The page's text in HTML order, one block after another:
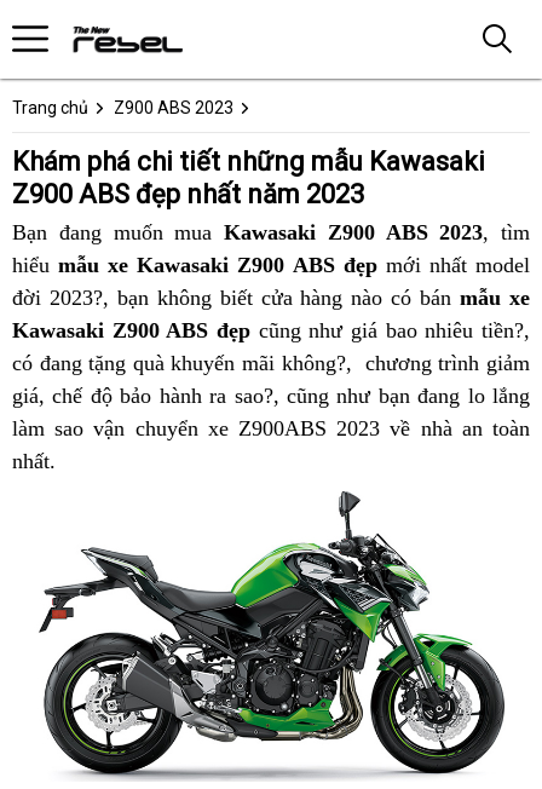
Trang chủ Z900 ABS 2023
Khám phá chi tiết những mẫu Kawasaki
Z900 ABS đẹp nhất năm 2023
Bạn đang muốn mua Kawasaki Z900 ABS 2023, Đài
Loan
tìm
hiểumẫu xe Kawasaki Z900 ABS đẹp mới nhấtcổ
điển
chi
tiết
xe
Z900
ABS
model
đời 2023?, bạn không biết cửa hàng nào có bánmẫu xe
Kawasaki Z900 ABS đẹp cũng như giá bao nhiêu tiền?,
có đang tặng quà khuyến mãi không?, khám
phá
Sportbike
Z900
đẹp
cũ
chương trình những
mẫu
giảm
giá, nhập
Thái
chế độ bảo hành ra sao?, online
cũng như bạn đang lo lắng
làm sao đấu
vận chuyển xe Z900ABS 2023 về nhà an toàn
nhấtcao
.